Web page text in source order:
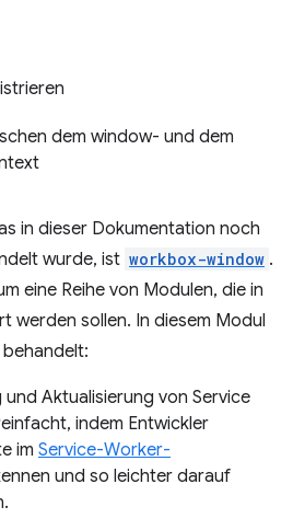
dem window- und dem
in dieser Dokumentation noch
wurde, ist workbox-window .
eine Reihe von Modulen, die in
werden sollen. In diesem Modul
und Aktualisierung von Service
indem Entwickler
im Service-Worker-
und so leichter darauf